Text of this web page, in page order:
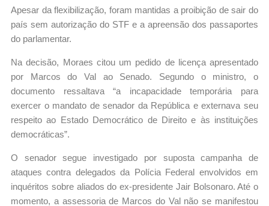
Apesar da flexibilização, foram mantidas a proibição de sair do
país sem autorização do STF e a apreensão dos passaportes
do parlamentar.
Na decisão, Moraes citou um pedido de licença apresentado
por Marcos do Val ao Senado. Segundo o ministro, o
documento ressaltava “a incapacidade temporária para
exercer o mandato de senador da República e externava seu
respeito ao Estado Democrático de Direito e às instituições
democráticas”.
O senador segue investigado por suposta campanha de
ataques contra delegados da Polícia Federal envolvidos em
inquéritos sobre aliados do ex-presidente Jair Bolsonaro. Até o
momento, a assessoria de Marcos do Val não se manifestou